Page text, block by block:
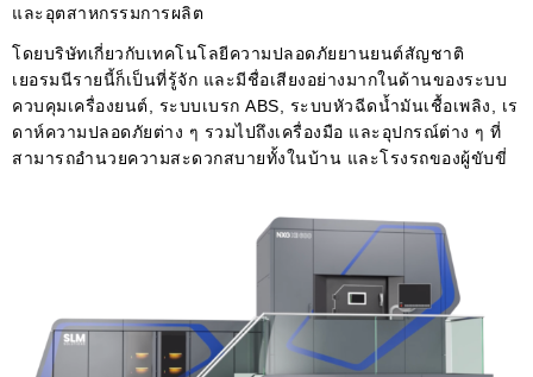
และอุตสาหกรรมการผลิต
โดยบริษัทเกี่ยวกับเทคโนโลยีความปลอดภัยยานยนต์สัญชาติ
เยอรมนีรายนี้ก็เป็นที่รู้จัก และมีชื่อเสียงอย่างมากในด้านของระบบ
ควบคุมเครื่องยนต์, ระบบเบรก ABS, ระบบหัวฉีดน้ำมันเชื้อเพลิง, เร
ดาห์ความปลอดภัยต่าง ๆ รวมไปถึงเครื่องมือ และอุปกรณ์ต่าง ๆ ที่
สามารถอำนวยความสะดวกสบายทั้งในบ้าน และโรงรถของผู้ขับขี่